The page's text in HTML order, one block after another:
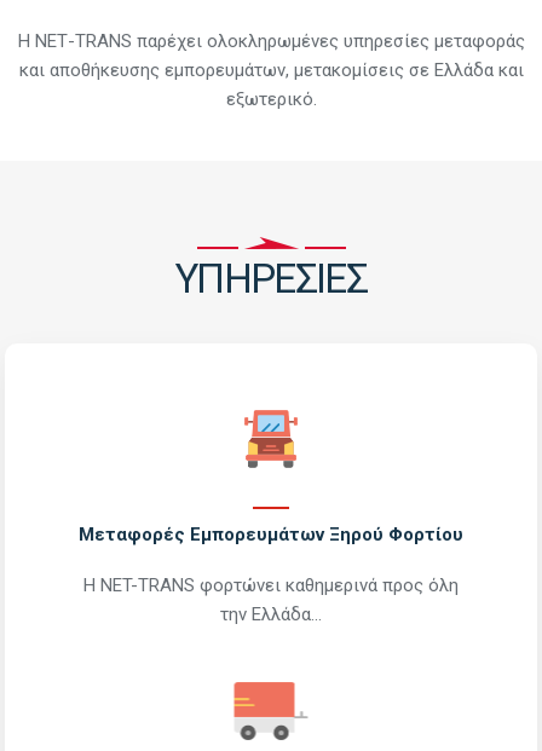
Η NΕΤ-TRANS παρέχει ολοκληρωμένες υπηρεσίες μεταφοράς
και αποθήκευσης εμπορευμάτων, μετακομίσεις σε Ελλάδα και
εξωτερικό.
ΥΠΗΡΕΣΙΕΣ
Μεταφορές Εμπορευμάτων Ξηρού Φορτίου
Η NET-TRANS φορτώνει καθημερινά προς όλη
την Ελλάδα...